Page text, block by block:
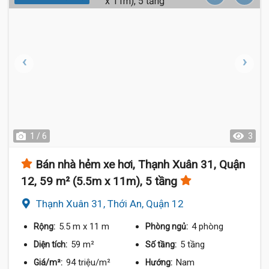
1 / 6 3
Bán nhà hẻm xe hơi, Thạnh Xuân 31, Quận
12, 59 m² (5.5m x 11m), 5 tầng
Thạnh Xuân 31, Thới An, Quận 12
Rộng: 5.5 m x 11 m Phòng ngủ: 4 phòng
Diện tích: 59 m² Số tầng: 5 tầng
Giá/m²: 94 triệu/m² Hướng: Nam